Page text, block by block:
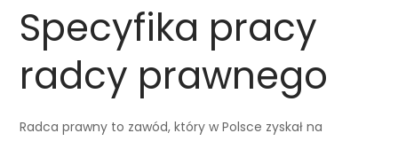
Specyfika pracy
radcy prawnego
Radca prawny to zawód, który w Polsce zyskał na